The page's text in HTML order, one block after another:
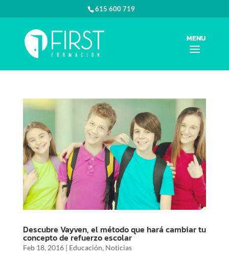
615 600 719
Descubre Vayven, el método que hará cambiar tu
concepto de refuerzo escolar
Feb 18, 2016| Educación, Noticias